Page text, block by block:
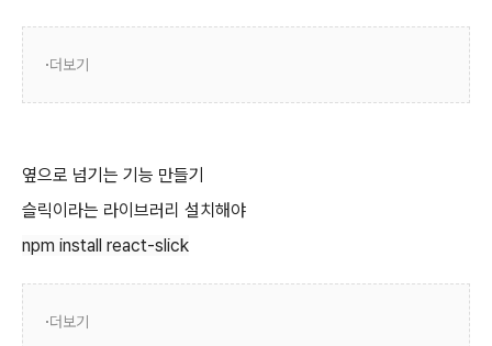
더보기
옆으로 넘기는 기능 만들기
슬릭이라는 라이브러리 설치해야
npm install react-slick
더보기